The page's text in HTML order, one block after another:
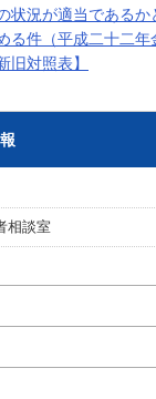
状況が適当である
る件（平成二十二年
旧対照表】
相談室